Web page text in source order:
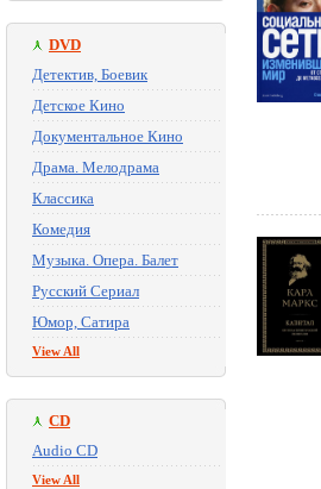
DVD
Детектив, Боевик
Детское Кино
Документальное Кино
Драма. Мелодрама
Классика
Комедия
Музыка. Опера. Балет
Русский Сериал
Юмор, Сатира
View All
CD
Audio CD
View All